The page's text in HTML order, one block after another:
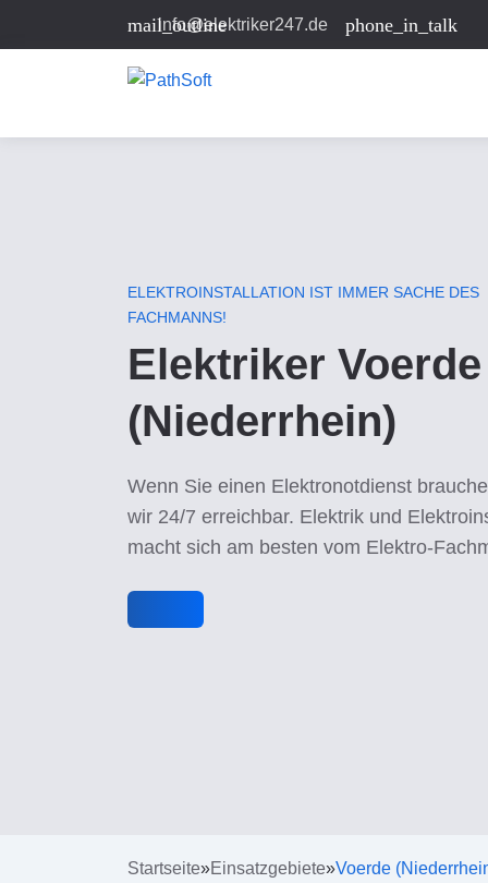
mail_outline
info@elektriker247.de phone_in_talk
ELEKTROINSTALLATION IST IMMER SACHE DES
FACHMANNS!
Elektriker Voerde
(Niederrhein)
Wenn Sie einen Elektronotdienst
wir 24/7 erreichbar. Elektrik und
macht sich am besten vom Elektro-
Startseite»Einsatzgebiete»Voerde